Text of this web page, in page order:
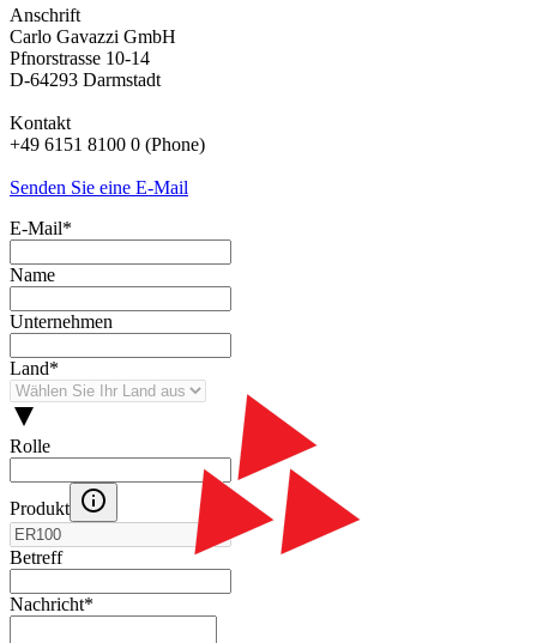
Anschrift
Carlo Gavazzi GmbH
Pfnorstrasse 10-14
D-64293 Darmstadt
Kontakt
+49 6151 8100 0 (Phone)
Senden Sie eine E-Mail
E-Mail*
Name
Unternehmen
Land*
Rolle
Produkt
Betreff
Nachricht*